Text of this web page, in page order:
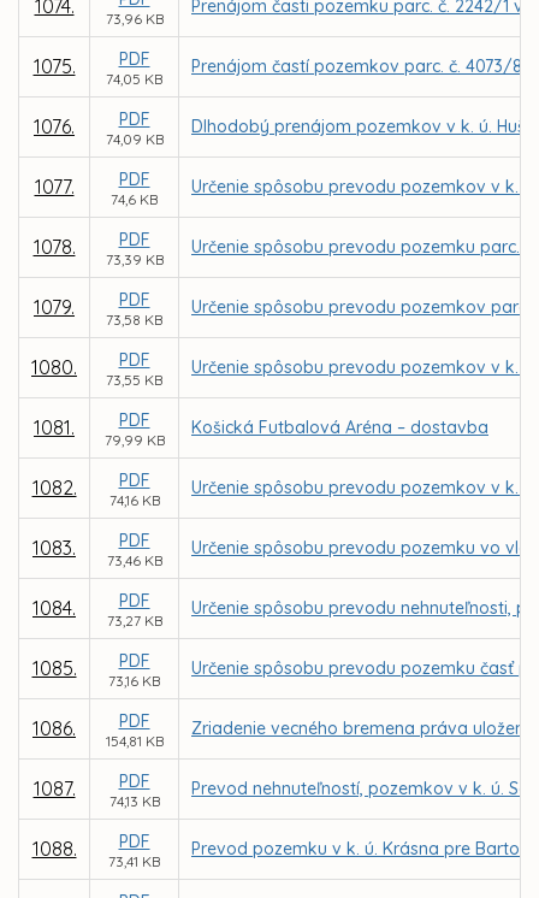
1074.
73,96 KB
Prenájom časti pozemku parc. č. 2242/1 v
1075. PDF
74,05 KB
Prenájom častí pozemkov parc. č. 4073/8
1076. PDF
74,09 KB
Dlhodobý prenájom pozemkov v k. ú.
1077. PDF
74,6 KB
Určenie spôsobu prevodu pozemkov v k.
1078. PDF
73,39 KB
Určenie spôsobu prevodu pozemku parc.
1079. PDF
73,58 KB
Určenie spôsobu prevodu pozemkov parc.
1080. PDF
73,55 KB
Určenie spôsobu prevodu pozemkov v k.
1081. PDF
79,99 KB
Košická Futbalová Aréna – dostavba
1082. PDF
74,16 KB
Určenie spôsobu prevodu pozemkov v k.
1083. PDF
73,46 KB
Určenie spôsobu prevodu pozemku vo
1084. PDF
73,27 KB
Určenie spôsobu prevodu nehnuteľnosti,
1085. PDF
73,16 KB
Určenie spôsobu prevodu pozemku časť
1086. PDF
154,81 KB
Zriadenie vecného bremena práva
1087. PDF
74,13 KB
Prevod nehnuteľností, pozemkov v k. ú.
1088. PDF
73,41 KB
Prevod pozemku v k. ú. Krásna pre